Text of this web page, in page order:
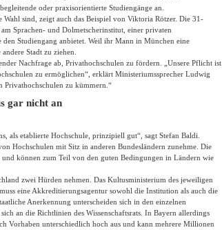
oder praxisorientierte Studiengänge an.
sind, zeigt auch das Beispiel von Viktoria Rötzer. Die 31-
Sprachen- und Dolmetscherinstitut, einer privaten
Studiengang anbietet. Weil ihr Mann in München eine
Stadt zu ziehen.
Nachfrage ab, Privathochschulen zu fördern. „Unsere Pflicht ist
zu ermöglichen“, erklärt Ministeriumssprecher Ludwig
Privathochschulen zu kümmern.“
gar nicht an
als etablierte Hochschule, prinzipiell gut“, sagt Stefan Baldi.
Hochschulen mit Sitz in anderen Bundesländern zunehme. Die
können zum Teil von den guten Bedingungen in Ländern wie
zwei Hürden nehmen. Das Kultusministerium des jeweiligen
eine Akkreditierungsagentur sowohl die Institution als auch die
Anerkennung unterscheiden sich in den einzelnen
an die Richtlinien des Wissenschaftsrats. In Bayern allerdings
Vorhaben unterschiedlich hoch aus und kann mehrere Millionen